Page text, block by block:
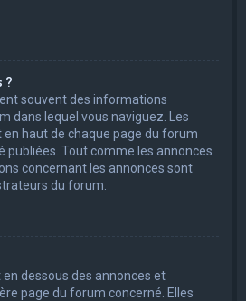
?
souvent des informations
dans lequel vous naviguez. Les
haut de chaque page du forum
publiées. Tout comme les annonces
concernant les annonces sont
du forum.
en dessous des annonces et
page du forum concerné. Elles